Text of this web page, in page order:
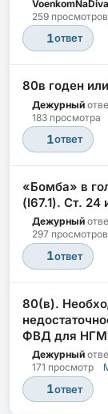
259 просмотров
1ответ
80в годен
Дежурный
183 просмотра
1ответ
«Бомба» в
(I67.1). Ст. 24
Дежурный
297 просмотров
1ответ
80(в).
ФВД для
Дежурный
171 просмотр
1ответ